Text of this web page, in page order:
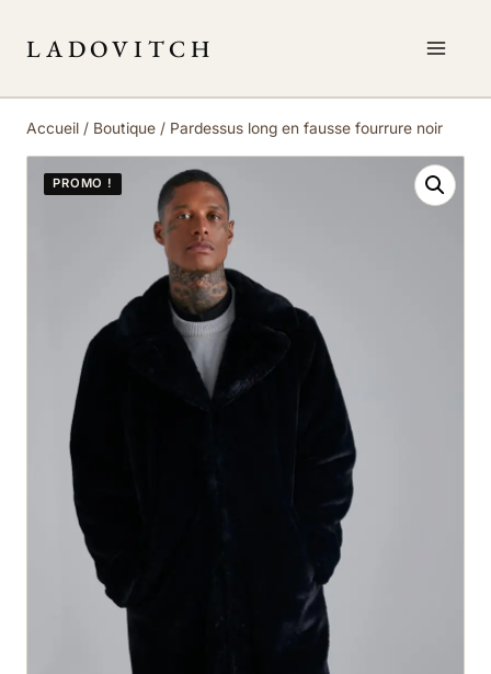
LADOVITCH
Accueil / Boutique / Pardessus long en fausse fourrure noir
PROMO !